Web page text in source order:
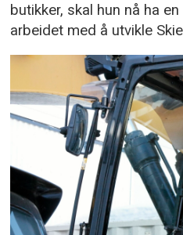
butikker, skal hun nå ha
arbeidet med å utvikle